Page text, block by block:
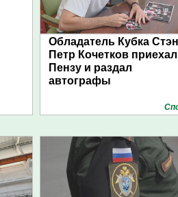
Обладатель Кубка
Петр Кочетков
Пензу и раздал
автографы